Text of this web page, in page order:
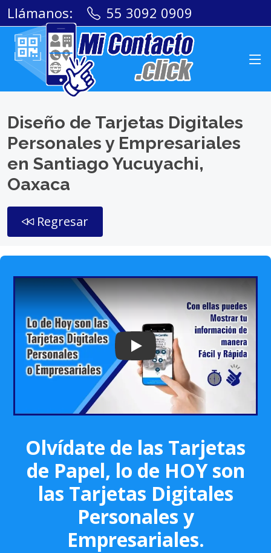
Llámanos: 55 3092 0909
Diseño de Tarjetas Digitales
Personales y Empresariales
en Santiago Yucuyachi,
Oaxaca
Regresar
Play: Keynote (Google I/O '18)
Olvídate de las Tarjetas
de Papel, lo de HOY son
las Tarjetas Digitales
Personales y
Empresariales.